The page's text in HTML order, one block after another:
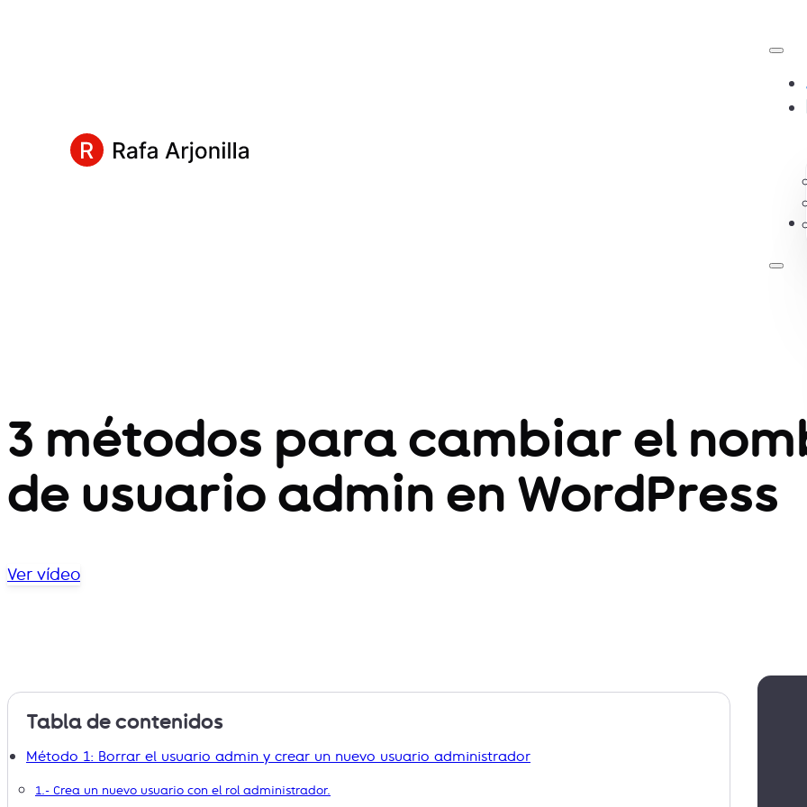
3 métodos para cambiar el
de usuario admin en WordPress
Ver vídeo
Método 1: Borrar el usuario admin y crear un nuevo usuario administrador
1.- Crea un nuevo usuario con el rol administrador.